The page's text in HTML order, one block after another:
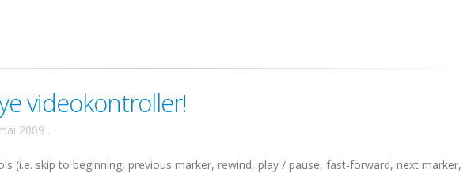
videokontroller!
2009 .
(i.e. skip to beginning, previous marker, rewind, play / pause, fast-forward, next marker,